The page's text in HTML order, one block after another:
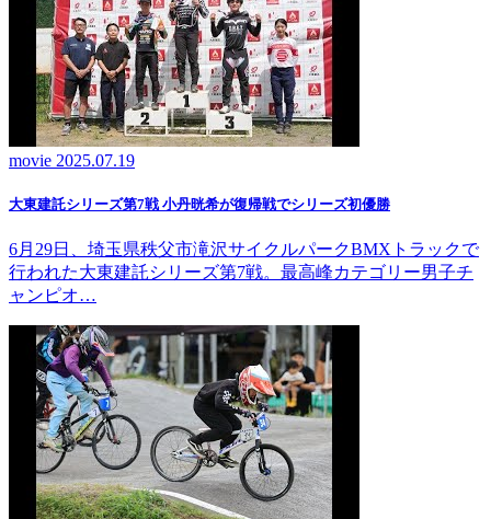
movie 2025.07.19
大東建託シリーズ第7戦 ⼩丹晄希が復帰戦でシリーズ初優勝
6月29日、埼玉県秩父市滝沢サイクルパークBMXトラックで
行われた大東建託シリーズ第7戦。最高峰カテゴリー男子チ
ャンピオ…